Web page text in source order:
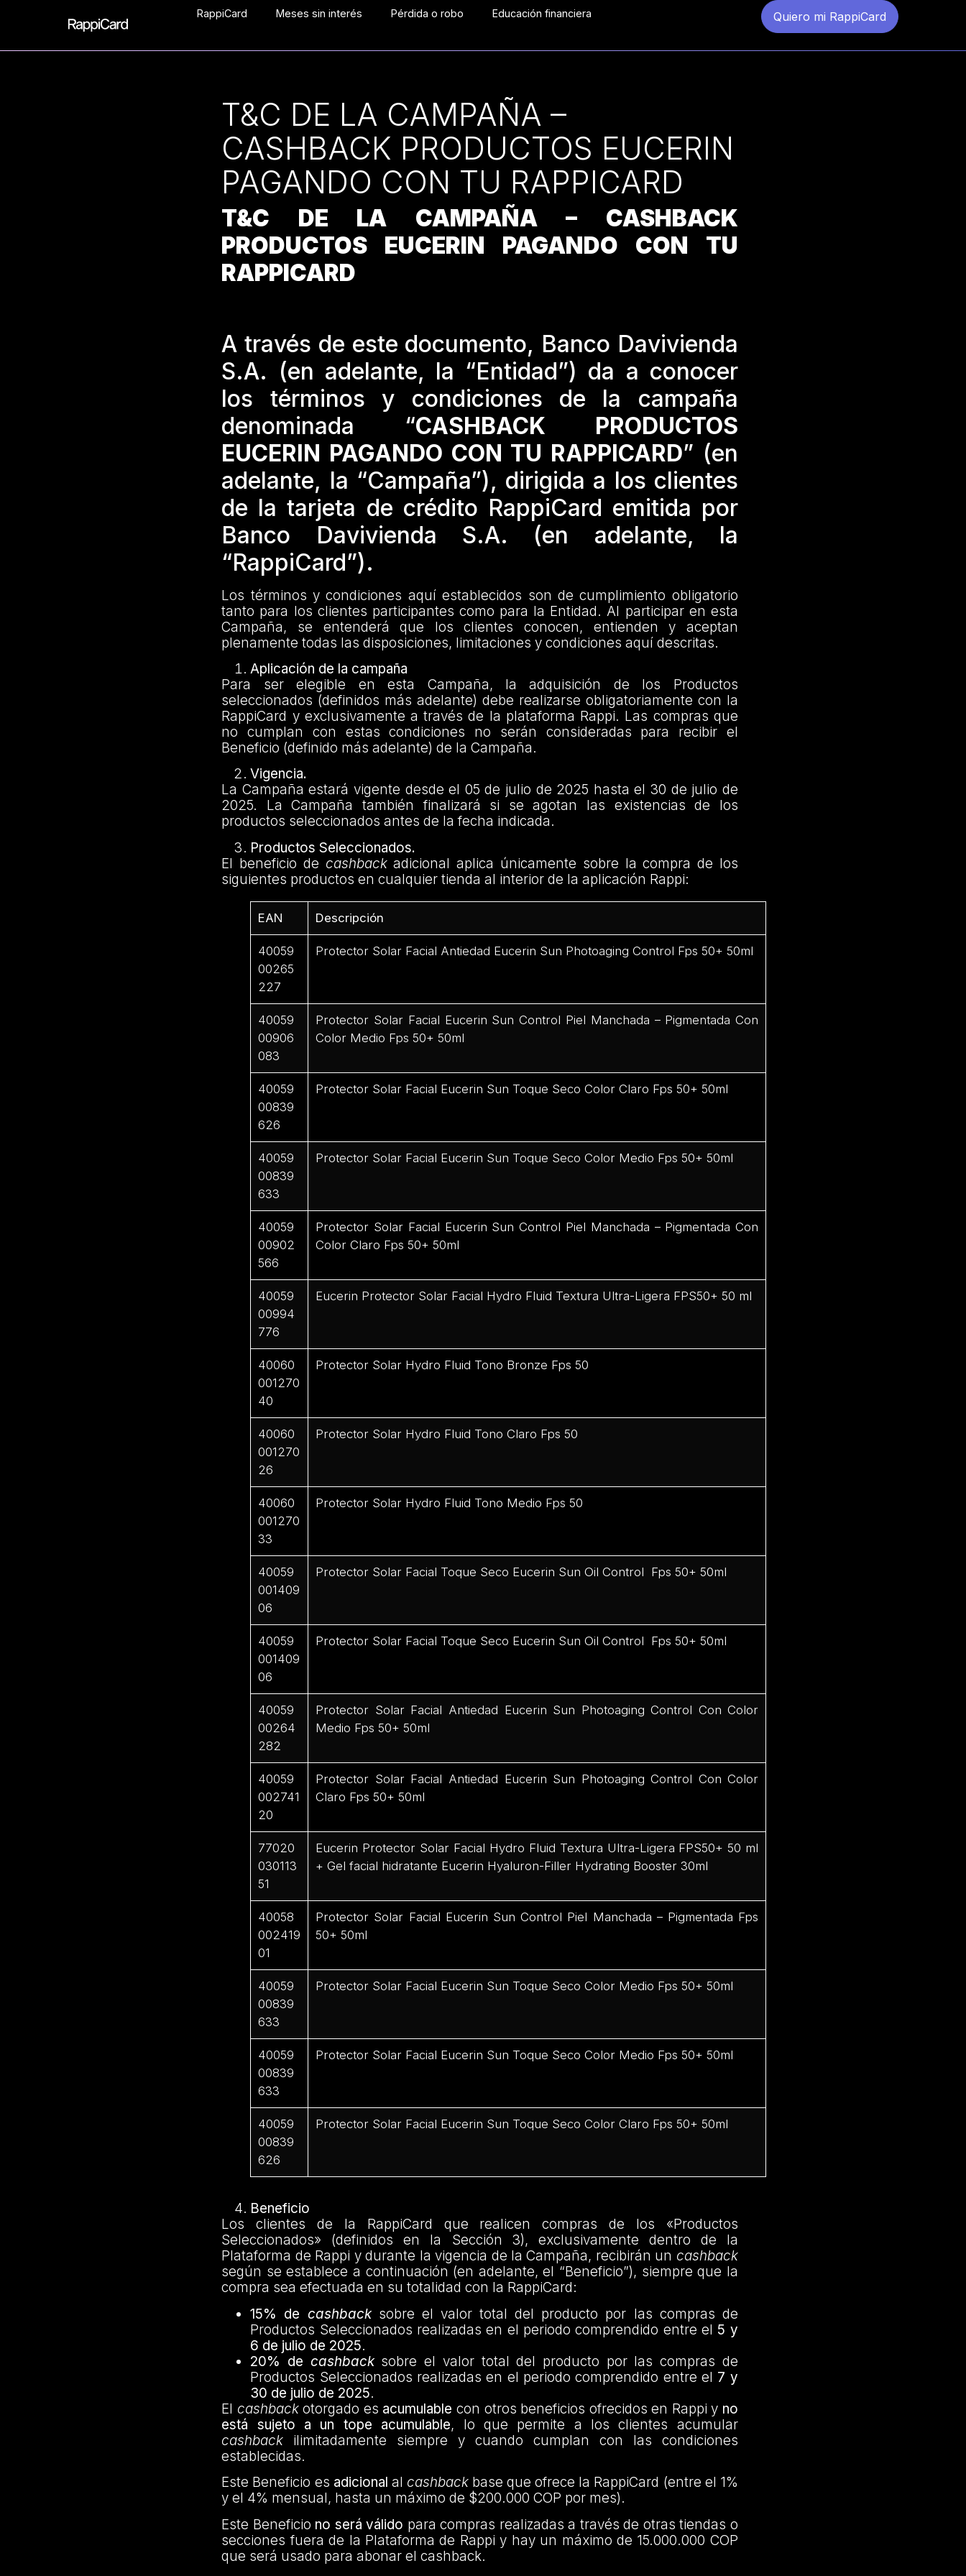
RappiCard Meses sin interés Pérdida o robo Educación financiera Quiero mi RappiCard
T&C DE LA CAMPAÑA –
CASHBACK PRODUCTOS EUCERIN
PAGANDO CON TU RAPPICARD
T&C DE LA CAMPAÑA – CASHBACK
PRODUCTOS EUCERIN PAGANDO CON TU
RAPPICARD
A través de este documento, Banco Davivienda
S.A. (en adelante, la “Entidad”) da a conocer
los términos y condiciones de la campaña
denominada “CASHBACK PRODUCTOS
EUCERIN PAGANDO CON TU RAPPICARD” (en
adelante, la “Campaña”), dirigida a los clientes
de la tarjeta de crédito RappiCard emitida por
Banco Davivienda S.A. (en adelante, la
“RappiCard”).
Los términos y condiciones aquí establecidos son de cumplimiento obligatorio
tanto para los clientes participantes como para la Entidad. Al participar en esta
Campaña, se entenderá que los clientes conocen, entienden y aceptan
plenamente todas las disposiciones, limitaciones y condiciones aquí descritas.
Aplicación de la campaña
Para ser elegible en esta Campaña, la adquisición de los Productos
seleccionados (definidos más adelante) debe realizarse obligatoriamente con la
RappiCard y exclusivamente a través de la plataforma Rappi. Las compras que
no cumplan con estas condiciones no serán consideradas para recibir el
Beneficio (definido más adelante) de la Campaña.
Vigencia.
La Campaña estará vigente desde el 05 de julio de 2025 hasta el 30 de julio de
2025. La Campaña también finalizará si se agotan las existencias de los
productos seleccionados antes de la fecha indicada.
Productos Seleccionados.
El beneficio de cashbackadicional aplica únicamente sobre la compra de los
siguientes productos en cualquier tienda al interior de la aplicación Rappi:
EAN Descripción
40059
00265
227
Protector Solar Facial Antiedad Eucerin Sun Photoaging Control Fps 50+ 50ml
40059
00906
083
Protector Solar Facial Eucerin Sun Control Piel Manchada – Pigmentada Con
Color Medio Fps 50+ 50ml
40059
00839
626
Protector Solar Facial Eucerin Sun Toque Seco Color Claro Fps 50+ 50ml
40059
00839
633
Protector Solar Facial Eucerin Sun Toque Seco Color Medio Fps 50+ 50ml
40059
00902
566
Protector Solar Facial Eucerin Sun Control Piel Manchada – Pigmentada Con
Color Claro Fps 50+ 50ml
40059
00994
776
Eucerin Protector Solar Facial Hydro Fluid Textura Ultra-Ligera FPS50+ 50 ml
40060
001270
40
Protector Solar Hydro Fluid Tono Bronze Fps 50
40060
001270
26
Protector Solar Hydro Fluid Tono Claro Fps 50
40060
001270
33
Protector Solar Hydro Fluid Tono Medio Fps 50
40059
001409
06
Protector Solar Facial Toque Seco Eucerin Sun Oil Control Fps 50+ 50ml
40059
001409
06
Protector Solar Facial Toque Seco Eucerin Sun Oil Control Fps 50+ 50ml
40059
00264
282
Protector Solar Facial Antiedad Eucerin Sun Photoaging Control Con Color
Medio Fps 50+ 50ml
40059
002741
20
Protector Solar Facial Antiedad Eucerin Sun Photoaging Control Con Color
Claro Fps 50+ 50ml
77020
030113
51
Eucerin Protector Solar Facial Hydro Fluid Textura Ultra-Ligera FPS50+ 50 ml
+ Gel facial hidratante Eucerin Hyaluron-Filler Hydrating Booster 30ml
40058
002419
01
Protector Solar Facial Eucerin Sun Control Piel Manchada – Pigmentada Fps
50+ 50ml
40059
00839
633
Protector Solar Facial Eucerin Sun Toque Seco Color Medio Fps 50+ 50ml
40059
00839
633
Protector Solar Facial Eucerin Sun Toque Seco Color Medio Fps 50+ 50ml
40059
00839
626
Protector Solar Facial Eucerin Sun Toque Seco Color Claro Fps 50+ 50ml
Beneficio
Los clientes de la RappiCard que realicen compras de los «Productos
Seleccionados» (definidos en la Sección 3), exclusivamente dentro de la
Plataforma de Rappi y durante la vigencia de la Campaña, recibirán un cashback
según se establece a continuación (en adelante, el “Beneficio”), siempre que la
compra sea efectuada en su totalidad con la RappiCard:
15% de cashbacksobre el valor total del producto por las compras de
Productos Seleccionados realizadas en el periodo comprendido entre el 5 y
6 de julio de 2025.
20% de cashbacksobre el valor total del producto por las compras de
Productos Seleccionados realizadas en el periodo comprendido entre el 7 y
30 de julio de 2025.
El cashbackotorgado es acumulable con otros beneficios ofrecidos en Rappi y no
está sujeto a un tope acumulable, lo que permite a los clientes acumular
cashback ilimitadamente siempre y cuando cumplan con las condiciones
establecidas.
Este Beneficio es adicional al cashbackbase que ofrece la RappiCard (entre el 1%
y el 4% mensual, hasta un máximo de $200.000 COP por mes).
Este Beneficio no será válido para compras realizadas a través de otras tiendas o
secciones fuera de la Plataforma de Rappi y hay un máximo de 15.000.000 COP
que será usado para abonar el cashback.